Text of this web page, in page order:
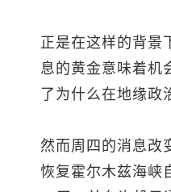
正是在这样的背景
息的黄金意味着机
了为什么在地缘政
然而周四的消息改
恢复霍尔木兹海峡